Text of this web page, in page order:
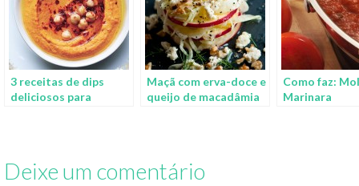
3 receitas de dips
deliciosos para
Maçã com erva-doce e
queijo de macadâmia
Como faz:
Marinara
Deixe um comentário